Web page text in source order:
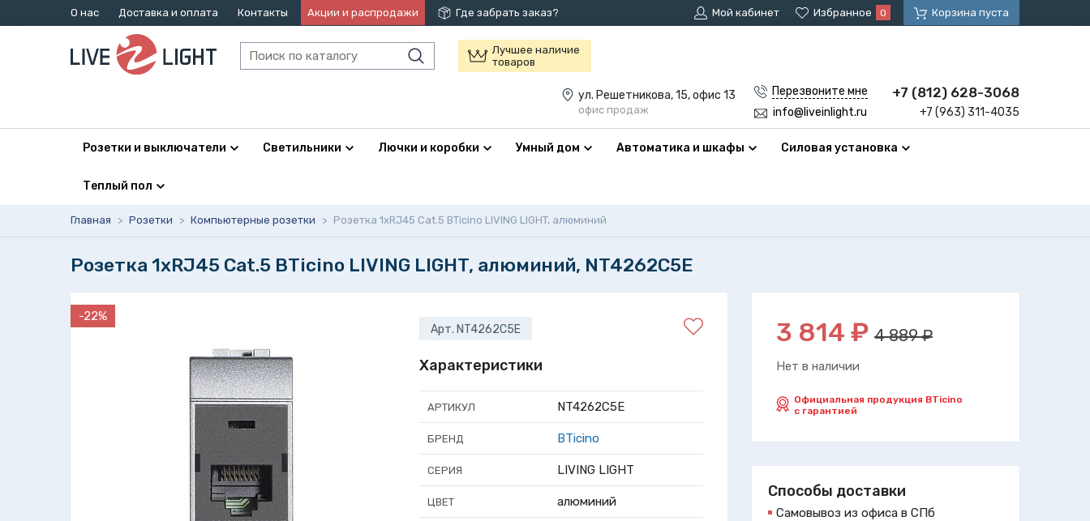
О нас Доставка и оплата Контакты Акции и распродажи Где забрать заказ? Мой кабинет Избранное 0 Корзина пуста
Лучшее наличие
товаров
ул. Решетникова, 15, офис 13
офис продаж
Перезвоните мне
info@liveinlight.ru
+7 (812) 628-3068
+7 (963) 311-4035
Розетки и выключатели Светильники Лючки и коробки Умный дом Автоматика и шкафы Силовая установка
Теплый пол
Главная > Розетки > Компьютерные розетки > Розетка 1xRJ45 Cat.5 BTicino LIVING LIGHT, алюминий
Розетка 1xRJ45 Cat.5 BTicino LIVING LIGHT, алюминий, NT4262C5E
3 814 ₽ 4 889 ₽
Нет в наличии
Официальная продукция BTicino
с гарантией
Способы доставки
Самовывоз из офиса в СПб
-22%
Арт. NT4262C5E
Характеристики
АРТИКУЛ NT4262C5E
БРЕНД BTicino
СЕРИЯ LIVING LIGHT
ЦВЕТ алюминий